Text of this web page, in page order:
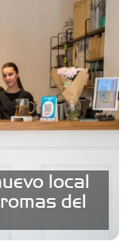
local
del